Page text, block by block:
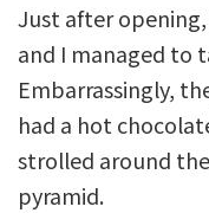
Just after
and I managed to
Embarrassingly,
had a hot
strolled around
pyramid.